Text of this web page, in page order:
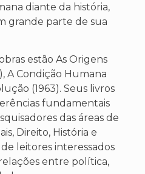
diante da história,
grande parte de sua
estão As Origens
A Condição Humana
(1963). Seus livros
fundamentais
das áreas de
Direito, História e
leitores interessados
entre política,